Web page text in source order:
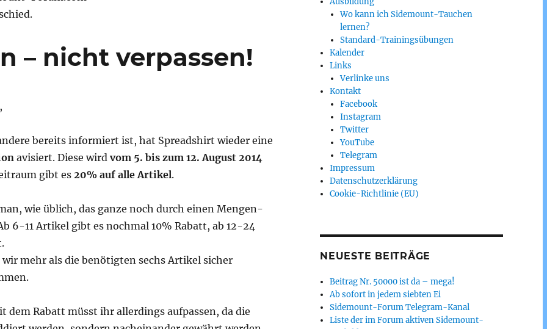
– nicht verpassen!
bereits informiert ist, hat Spreadshirt wieder eine
avisiert. Diese wird vom 5. bis zum 12. August 2014
gibt es20% auf alle Artikel.
wie üblich, das ganze noch durch einen Mengen-
6-11 Artikel gibt es nochmal 10% Rabatt, ab 12-24
wir mehr als die benötigten sechs Artikel sicher
dem Rabatt müsst ihr allerdings aufpassen, da die
Wo kann ich Sidemount-Tauchen
lernen?
Standard-Trainingsübungen
Kalender
Links
Verlinke uns
Kontakt
Facebook
Instagram
Twitter
YouTube
Telegram
Impressum
Datenschutzerklärung
Cookie-Richtlinie (EU)
NEUESTE BEITRÄGE
Beitrag Nr. 50000 ist da – mega!
Ab sofort in jedem siebten Ei
Sidemount-Forum Telegram-Kanal
Liste der im Forum aktiven Sidemount-